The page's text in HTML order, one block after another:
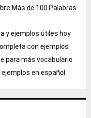
Más de 100 Palabras
y ejemplos útiles hoy
con ejemplos
para más vocabulario
en español